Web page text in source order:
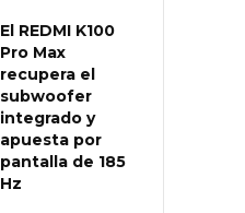
El REDMI K100
Pro Max
recupera el
subwoofer
integrado y
apuesta por
pantalla de 185
Hz